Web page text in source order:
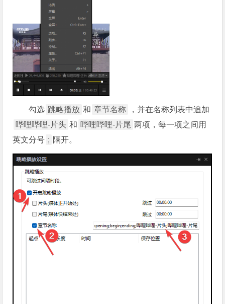
勾选 跳略播放 和 章节名称
，并在名称列表中追加
哔哩哔哩-片头 和 哔哩哔哩-片尾 两项，每一项之间用
英文分号 ; 隔开。